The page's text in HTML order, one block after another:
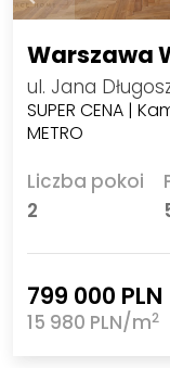
Warszawa
ul. Jana
SUPER CENA |
METRO
Liczba pokoi
2
799 000 PLN
15 980 PLN/m2